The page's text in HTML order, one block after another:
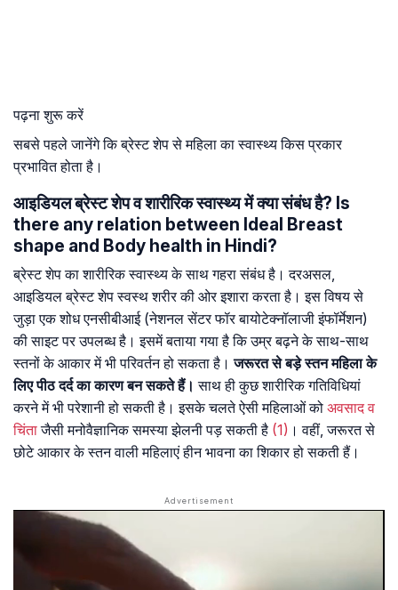
पढ़ना शुरू करें
सबसे पहले जानेंगे कि ब्रेस्ट शेप से महिला का स्वास्थ्य किस प्रकार
प्रभावित होता है।
आइडियल ब्रेस्ट शेप व शारीरिक स्वास्थ्य में क्या संबंध है? Is
there any relation between Ideal Breast
shape and Body health in Hindi?
ब्रेस्ट शेप का शारीरिक स्वास्थ्य के साथ गहरा संबंध है। दरअसल,
आइडियल ब्रेस्ट शेप स्वस्थ शरीर की ओर इशारा करता है। इस विषय से
जुड़ा एक शोध एनसीबीआई (नेशनल सेंटर फॉर बायोटेक्नॉलाजी इंफॉर्मेशन)
की साइट पर उपलब्ध है। इसमें बताया गया है कि उम्र बढ़ने के साथ-साथ
स्तनों के आकार में भी परिवर्तन हो सकता है।जरूरत से बड़े स्तन महिला के
लिए पीठ दर्द का कारण बन सकते हैं। साथ ही कुछ शारीरिक गतिविधियां
करने में भी परेशानी हो सकती है। इसके चलते ऐसी महिलाओं को अवसाद व
चिंताजैसी मनोवैज्ञानिक समस्या झेलनी पड़ सकती है (1) । वहीं, जरूरत से
छोटे आकार के स्तन वाली महिलाएं हीन भावना का शिकार हो सकती हैं।